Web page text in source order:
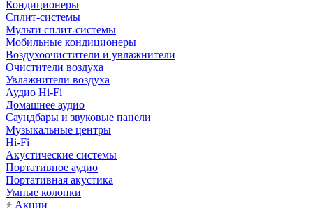
Кондиционеры
Сплит-системы
Мульти сплит-системы
Мобильные кондиционеры
Воздухоочистители и увлажнители
Очистители воздуха
Увлажнители воздуха
Аудио Hi-Fi
Домашнее аудио
Саундбары и звуковые панели
Музыкальные центры
Hi-Fi
Акустические системы
Портативное аудио
Портативная акустика
Умные колонки
Акции